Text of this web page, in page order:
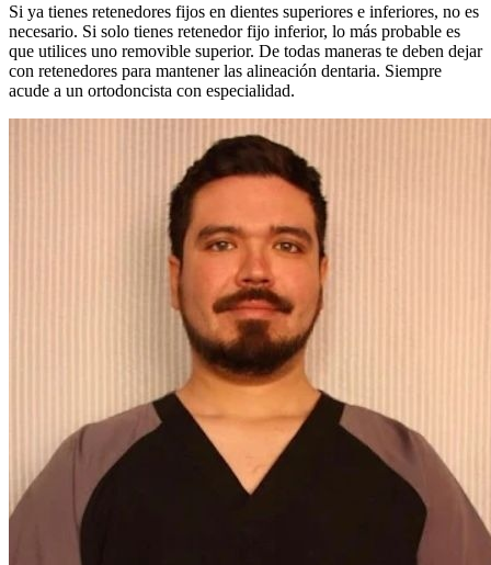
Si ya tienes retenedores fijos en dientes superiores e inferiores, no es
necesario. Si solo tienes retenedor fijo inferior, lo más probable es
que utilices uno removible superior. De todas maneras te deben dejar
con retenedores para mantener las alineación dentaria. Siempre
acude a un ortodoncista con especialidad.